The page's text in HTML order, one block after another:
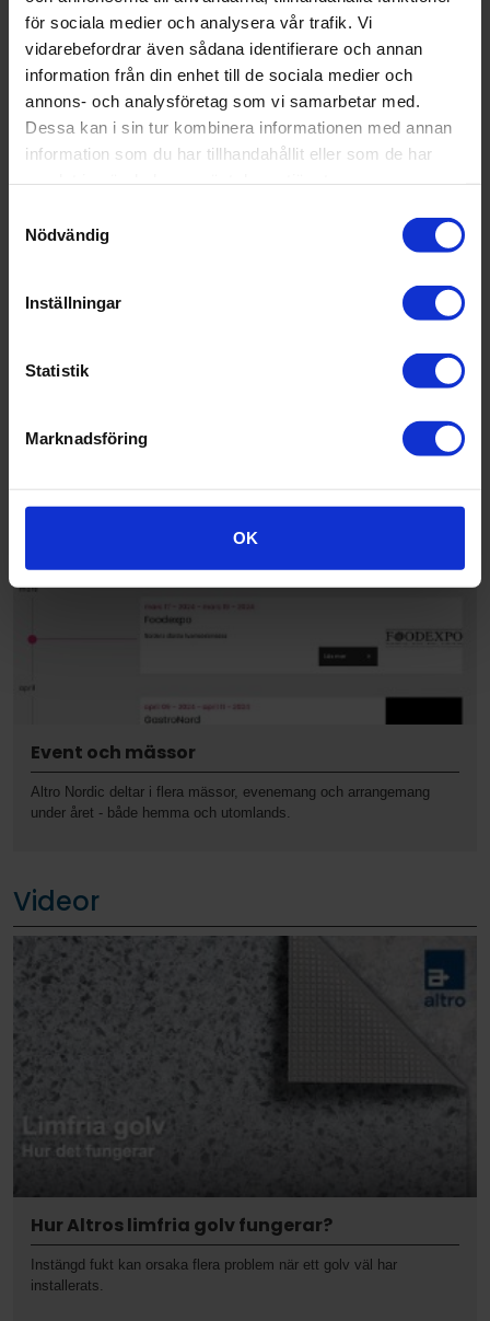
för sociala medier och analysera vår trafik. Vi
vidarebefordrar även sådana identifierare och annan
information från din enhet till de sociala medier och
annons- och analysföretag som vi samarbetar med.
Dessa kan i sin tur kombinera informationen med annan
information som du har tillhandahållit eller som de har
Nödvändig
Inställningar
Statistik
Marknadsföring
OK
Broschyrer
Event och mässor
Altro Nordic deltar i flera mässor, evenemang och arrangemang
under året - både hemma och utomlands.
Videor
Hur Altros limfria golv fungerar?
Instängd fukt kan orsaka flera problem när ett golv väl har
installerats.